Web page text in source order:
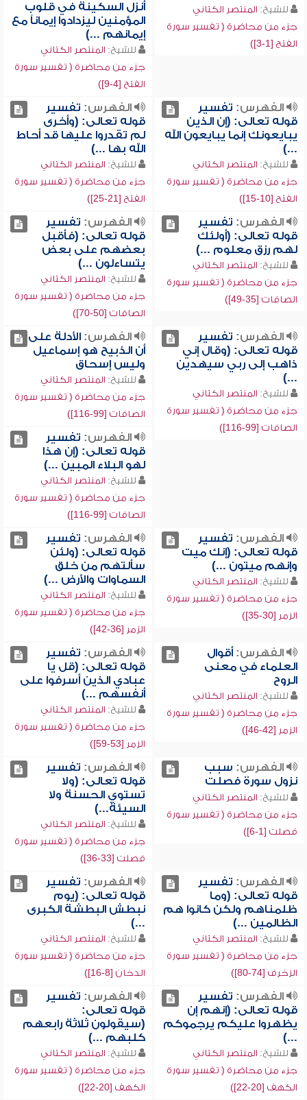
للشيخ: المنتصر الكتاني
جزء من محاضرة ( تفسير سورة
الفتح [1-3])
أنزل السكينة في قلوب
المؤمنين ليزدادوا إيماناً مع
إيمانهم ...)
للشيخ: المنتصر الكتاني
جزء من محاضرة ( تفسير سورة
الفتح [4-9])
الفهرس: تفسير
قوله تعالى: (إن الذين
يبايعونك إنما يبايعون الله
...)
للشيخ: المنتصر الكتاني
جزء من محاضرة ( تفسير سورة
الفتح [10-15])
الفهرس: تفسير
قوله تعالى: (وأخرى
لم تقدروا عليها قد أحاط
الله بها ...)
للشيخ: المنتصر الكتاني
جزء من محاضرة ( تفسير سورة
الفتح [21-25])
الفهرس: تفسير
قوله تعالى: (أولئك
لهم رزق معلوم ...)
للشيخ: المنتصر الكتاني
جزء من محاضرة ( تفسير سورة
الصافات [35-49])
الفهرس: تفسير
قوله تعالى: (فأقبل
بعضهم على بعض
يتساءلون ...)
للشيخ: المنتصر الكتاني
جزء من محاضرة ( تفسير سورة
الصافات [50-70])
الفهرس: تفسير
قوله تعالى: (وقال إني
ذاهب إلى ربي سيهدين
...)
للشيخ: المنتصر الكتاني
جزء من محاضرة ( تفسير سورة
الصافات [99-116])
الفهرس:الأدلة على
أن الذبيح هو إسماعيل
وليس إسحاق
للشيخ: المنتصر الكتاني
جزء من محاضرة ( تفسير سورة
الصافات [99-116])
الفهرس: تفسير
قوله تعالى: (إن هذا
لهو البلاء المبين ...)
للشيخ: المنتصر الكتاني
جزء من محاضرة ( تفسير سورة
الصافات [99-116])
الفهرس: تفسير
قوله تعالى: (إنك ميت
وإنهم ميتون ...)
للشيخ: المنتصر الكتاني
جزء من محاضرة ( تفسير سورة
الزمر [30-35])
الفهرس: تفسير
قوله تعالى: (ولئن
سألتهم من خلق
السماوات والأرض ...)
للشيخ: المنتصر الكتاني
جزء من محاضرة ( تفسير سورة
الزمر [36-42])
الفهرس:أقوال
العلماء في معنى
الروح
للشيخ: المنتصر الكتاني
جزء من محاضرة ( تفسير سورة
الزمر [42-46])
الفهرس: تفسير
قوله تعالى: (قل يا
عبادي الذين أسرفوا على
أنفسهم ...)
للشيخ: المنتصر الكتاني
جزء من محاضرة ( تفسير سورة
الزمر [53-59])
الفهرس: سبب
نزول سورة فصلت
للشيخ: المنتصر الكتاني
جزء من محاضرة ( تفسير سورة
فصلت [1-6])
الفهرس: تفسير
قوله تعالى: (ولا
تستوي الحسنة ولا
السيئة...)
للشيخ: المنتصر الكتاني
جزء من محاضرة ( تفسير سورة
فصلت [33-36])
الفهرس: تفسير
قوله تعالى: (وما
ظلمناهم ولكن كانوا هم
الظالمين ...)
للشيخ: المنتصر الكتاني
جزء من محاضرة ( تفسير سورة
الزخرف [74-80])
الفهرس: تفسير
قوله تعالى: (يوم
نبطش البطشة الكبرى
...)
للشيخ: المنتصر الكتاني
جزء من محاضرة ( تفسير سورة
الدخان [8-16])
الفهرس: تفسير
قوله تعالى: (إنهم إن
يظهروا عليكم يرجموكم
...)
للشيخ: المنتصر الكتاني
جزء من محاضرة ( تفسير سورة
الكهف [20-22])
الفهرس: تفسير
قوله تعالى:
(سيقولون ثلاثة رابعهم
كلبهم ...)
للشيخ: المنتصر الكتاني
جزء من محاضرة ( تفسير سورة
الكهف [20-22])